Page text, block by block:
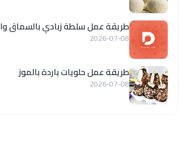
طريقة عمل سلطة زبادي بالسماق
2026-07-08
طريقة عمل حلويات باردة بالموز
2026-07-08